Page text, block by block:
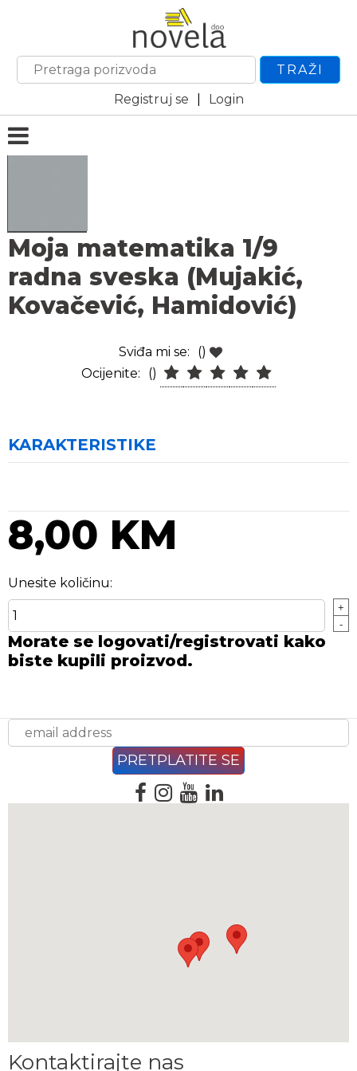
TRAŽI
Registruj se
Login
Moja matematika 1/9
radna sveska (Mujakić,
Kovačević, Hamidović)
Sviđa mi se:
()
Ocijenite:
()
KARAKTERISTIKE
8,00 KM
Unesite količinu:
+
-
Morate se logovati/registrovati kako
biste kupili proizvod.
Kontaktirajte nas